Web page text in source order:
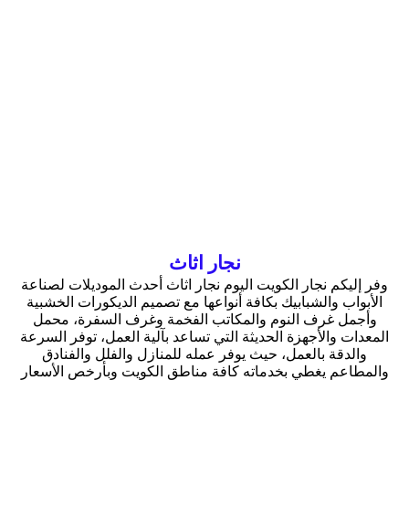
نجار اثاث
وفر إليكم نجار الكويت اليوم نجار اثاث أحدث الموديلات لصناعة
الأبواب والشبابيك بكافة أنواعها مع تصميم الديكورات الخشبية
وأجمل غرف النوم والمكاتب الفخمة وغرف السفرة، محمل
المعدات والأجهزة الحديثة التي تساعد بآلية العمل، توفر السرعة
والدقة بالعمل، حيث يوفر عمله للمنازل والفلل والفنادق
والمطاعم يغطي بخدماته كافة مناطق الكويت وبأرخص الأسعار